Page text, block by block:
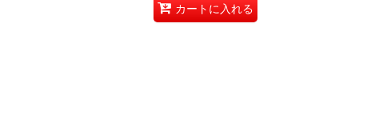
カートに入れる